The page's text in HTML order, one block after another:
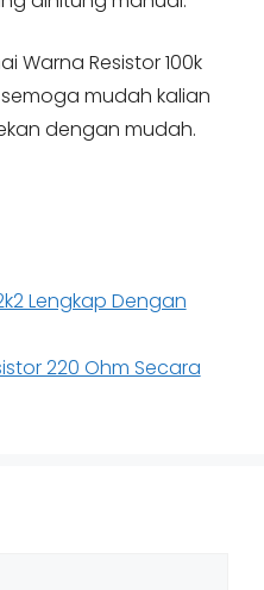
Warna Resistor 100k
mudah kalian
dengan mudah.
Lengkap Dengan
220 Ohm Secara